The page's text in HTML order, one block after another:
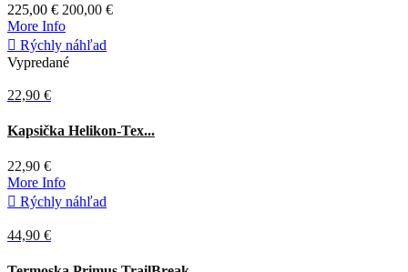
225,00 € 200,00 €
More Info
 Rýchly náhľad
Vypredané
22,90 €
Coyote
Kapsička Helikon-Tex...
22,90 €
More Info
 Rýchly náhľad
44,90 €
Čierna